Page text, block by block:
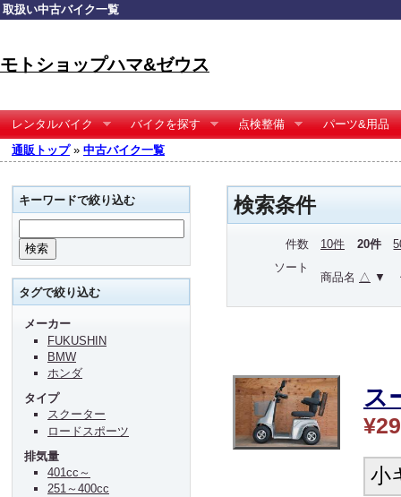
取扱い中古バイク一覧
モトショップハマ&ゼウス
レンタルバイク バイクを探す 点検整備
パーツ&用品
通販トップ» 中古バイク一覧
検索条件
件数 10件 20件
ソート
商品名 △ ▼
ス
小
キーワードで絞り込む
タグで絞り込む
メーカー
FUKUSHIN
BMW
ホンダ
タイプ
スクーター
ロードスポーツ
排気量
401cc～
251～400cc